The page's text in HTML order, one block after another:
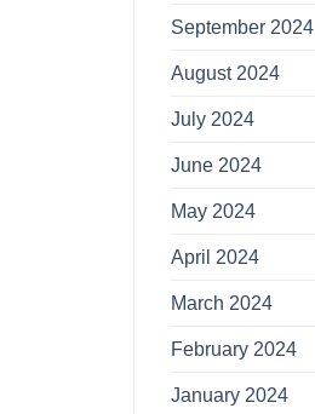
September 2024
August 2024
July 2024
June 2024
May 2024
April 2024
March 2024
February 2024
January 2024